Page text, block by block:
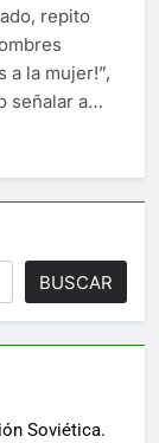
repito
a la mujer!”,
señalar a…
BUSCAR
Soviética.